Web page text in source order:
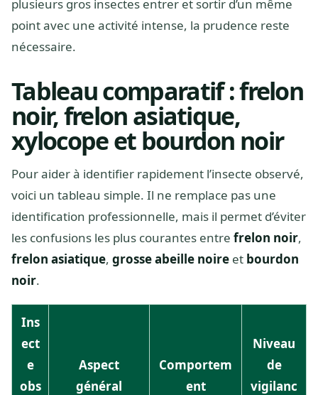
plusieurs gros insectes entrer et sortir d’un même
point avec une activité intense, la prudence reste
nécessaire.
Tableau comparatif : frelon
noir, frelon asiatique,
xylocope et bourdon noir
Pour aider à identifier rapidement l’insecte observé,
voici un tableau simple. Il ne remplace pas une
identification professionnelle, mais il permet d’éviter
les confusions les plus courantes entre frelon noir,
frelon asiatique, grosse abeille noire et bourdon
noir.
Ins
ect
e
obs
Aspect
général
Comportem
ent
Niveau
de
vigilanc